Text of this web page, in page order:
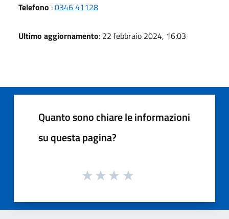
Telefono :0346 41128
Ultimo aggiornamento: 22 febbraio 2024, 16:03
Quanto sono chiare le informazioni
su questa pagina?